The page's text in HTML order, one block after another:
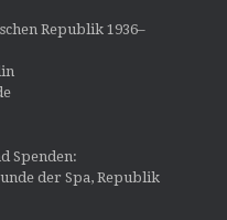
Republik 1936–
Spenden:
der Spa, Republik